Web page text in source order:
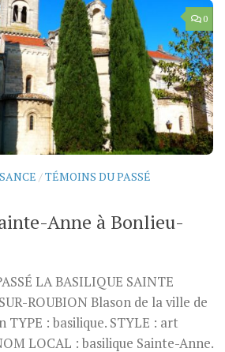
0
/TÉMOINS DU PASSÉ
Anne à Bonlieu-
LA BASILIQUE SAINTE
ROUBION Blason de la ville de
TYPE : basilique. STYLE : art
LOCAL : basilique Sainte-Anne.